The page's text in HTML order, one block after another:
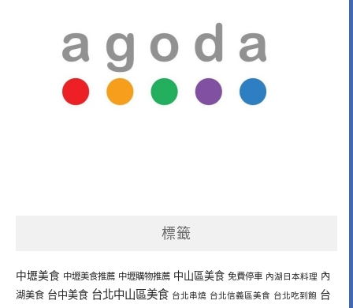
標籤
中壢美食 中壢美食推薦 中壢購物推薦 中山區美食 免費停車 內湖日本料理 內
湖美食 台中美食 台北中山區美食 台北串燒 台北信義區美食 台北吃到飽 台